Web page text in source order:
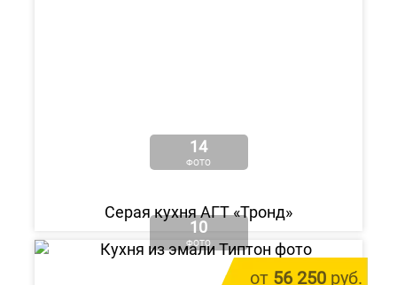
14
ФОТО
Серая кухня АГТ «Тронд»
10
ФОТО
от 56 250 руб.